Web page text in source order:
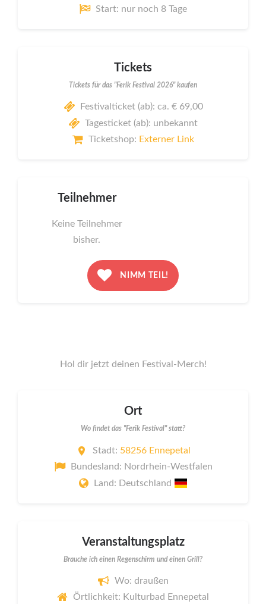
Start: nur noch 8 Tage
Tickets
Tickets für das "Ferik Festival 2026" kaufen
Festivalticket (ab): ca. € 69,00
Tagesticket (ab): unbekannt
Ticketshop: Externer Link
Teilnehmer
Keine Teilnehmer
bisher.
NIMM TEIL!
Hol dir jetzt deinen Festival-Merch!
Ort
Wo findet das "Ferik Festival" statt?
Stadt: 58256 Ennepetal
Bundesland: Nordrhein-Westfalen
Land: Deutschland
Veranstaltungsplatz
Brauche ich einen Regenschirm und einen Grill?
Wo: draußen
Örtlichkeit: Kulturbad Ennepetal